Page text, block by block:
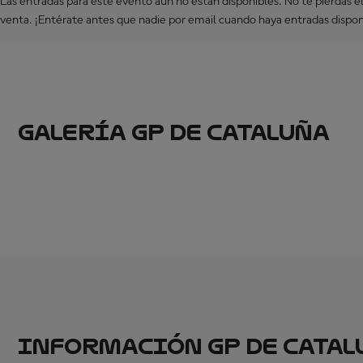
venta. ¡Entérate antes que nadie por email cuando haya entradas
GALERÍA GP DE CATALUÑA
INFORMACIÓN GP DE